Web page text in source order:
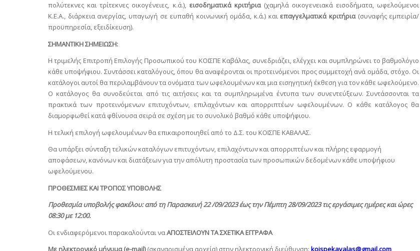
πολύτεκνες και τρίτεκνες οικογένειες, κ.ά.), εισοδηματικά κριτήρια(χαμηλά οικογενειακά εισοδήματα, ωφελούμενοι
Κ.Ε.Α., διάρκεια ανεργίας, υπαγωγή σε ευπαθή κοινωνική ομάδα, κ.ά.) και επαγγελματικά κριτήρια(συναφής εμπειρία/
προϋπηρεσία, εξειδίκευση).
ΣΗΜΑΝΤΙΚΗ ΣΗΜΕΙΩΣΗ:
Η τριμελής Επιτροπή Επιλογής Προσωπικού του ΚΟΙΣΠΕ Καβάλας, συνεδριάζει, ελέγχει και συμπληρώνει το βαθμολόγιο
κάθε υποψήφιου. Συντάσσει καταλόγους, όπου θα αναφέρονται οι προτεινόμενοι προς συμμετοχή ανά ομάδα, στόχο. Οι
κατάλογοι αυτοί θα περιλαμβάνουν τα ονόματα των ωφελουμένων και μια εισηγητική έκθεση για τον κάθε ωφελούμενο.
Ο κατάλογος θα συνοδεύεται από τις αιτήσεις και τα συμπληρωμένα έντυπα των συνεντεύξεων. Συντάσσονται τα
πρακτικά των προτεινόμενων επιτυχόντων, επιλαχόντων και απορριπτέων ωφελουμένων. Ο κάθε κατάλογος θα
διαμορφωθεί κατά φθίνουσα σειρά σε σχέση με το συνολικό βαθμό κάθε υποψήφιου.
Η τελική επιλογή ωφελουμένων θα επικαιροποιηθεί από το Δ.Σ. του ΚΟΙΣΠΕ ΚΑΒΑΛΑΣ.
Θα υπάρξει σύνταξη τελικών καταλόγων επιτυχόντων, επιλαχόντων και απορριπτέων και πλήρης εφαρμογή
αποφάσεων, κανόνων και διατάξεων για την απόλυτη προστασία των προσωπικών δεδομένων κάθε υποψήφιου
ωφελούμενου.
ΠΡΟΘΕΣΜΙΕΣ ΚΑΙ ΤΡΟΠΟΣ ΥΠΟΒΟΛΗΣ
Προθεσμία υποβολής φακέλου: από τη Παρασκευή 22 /09/2023 έως την Πέμπτη 28/09/2023 τις εργάσιμες ημέρες και ώρες
08:30 με 12:00.
Οι ενδιαφερόμενοι παρακαλούνται ναΑΠΟΣΤΕΙΛΟΥΝ ΤΑ ΣΧΕΤΙΚΑ ΕΓΓΡΑΦΑ
Με ηλεκτρονικό μήνυμα (e-mail)(σκαναρισμένα αρχεία) στην ηλεκτρονική διεύθυνση: koispekavalas@gmail.com